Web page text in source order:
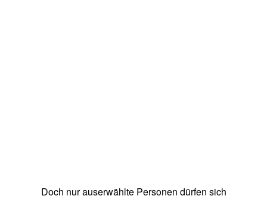
Doch nur auserwählte Personen dürfen sich